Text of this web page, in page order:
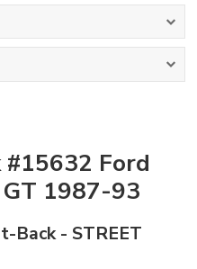
Ford
1987-93
Back - STREET